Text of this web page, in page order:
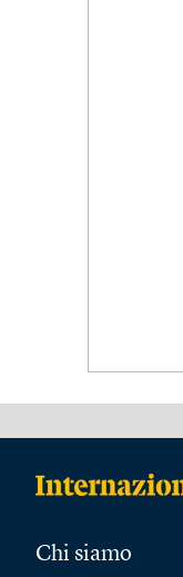
Chi siamo